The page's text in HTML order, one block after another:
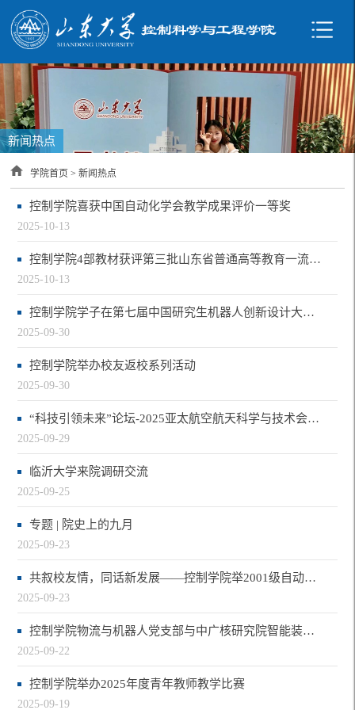
新闻热点
学院首页 >新闻热点
控制学院喜获中国自动化学会教学成果评价一等奖
2025-10-13
控制学院4部教材获评第三批山东省普通高等教育一流教材
2025-10-13
控制学院学子在第七届中国研究生机器人创新设计大赛取得突破性佳绩
2025-09-30
控制学院举办校友返校系列活动
2025-09-30
“科技引领未来”论坛-2025亚太航空航天科学与技术会议顺利召开
2025-09-29
临沂大学来院调研交流
2025-09-25
专题 | 院史上的九月
2025-09-23
共叙校友情，同话新发展——控制学院举2001级自动化校友回家欢迎会
2025-09-23
控制学院物流与机器人党支部与中广核研究院智能装备室党支部开展党建联建活动
2025-09-22
控制学院举办2025年度青年教师教学比赛
2025-09-19